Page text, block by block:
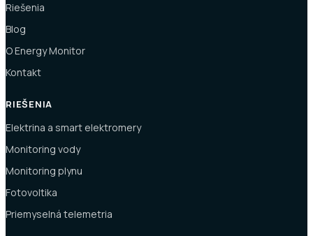
Riešenia
Blog
O Energy Monitor
Kontakt
RIEŠENIA
Elektrina a smart elektromery
Monitoring vody
Monitoring plynu
Fotovoltika
Priemyselná telemetria